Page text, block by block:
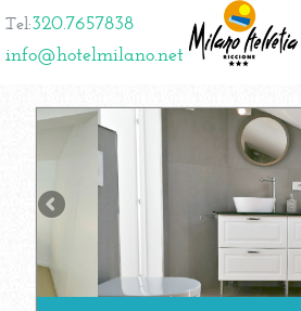
Tel:320.7657838
info@hotelmilano.net